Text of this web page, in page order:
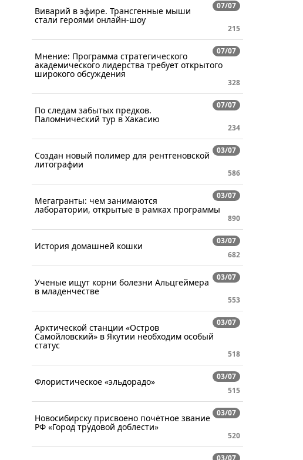
07/07
Виварий в эфире. Трансгенные мыши
стали героями онлайн-шоу
215
07/07
Мнение: Программа стратегического
академического лидерства требует открытого
широкого обсуждения
328
07/07
По следам забытых предков.
Паломнический тур в Хакасию
234
03/07
Создан новый полимер для рентгеновской
литографии
586
03/07
Мегагранты: чем занимаются
лаборатории, открытые в рамках программы
890
03/07
История домашней кошки
682
03/07
Ученые ищут корни болезни Альцгеймера
в младенчестве
553
03/07
Арктической станции «Остров
Самойловский» в Якутии необходим особый
статус
518
03/07
Флористическое «эльдорадо»
515
03/07
Новосибирску присвоено почётное звание
РФ «Город трудовой доблести»
520
03/07